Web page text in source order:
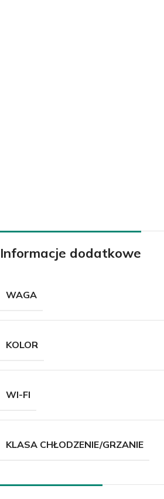
Klimatyzatory kanałowe
Akcesoria do klimatyzacji
Informacje dodatkowe
WAGA
KOLOR
WI-FI
KLASA CHŁODZENIE/GRZANIE